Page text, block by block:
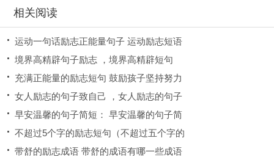
相关阅读
运动一句话励志正能量句子 运动励志短语
境界高精辟句子励志 ，境界高精辟短句
充满正能量的励志短句 鼓励孩子坚持努力
女人励志的句子致自己 ，女人励志的句子
早安温馨的句子简短： 早安温馨的句子简
不超过5个字的励志短句（不超过五个字的
带舒的励志成语 带舒的成语有哪一些成语